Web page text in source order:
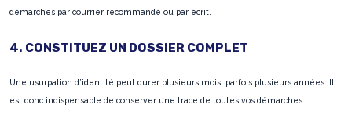
démarches par courrier recommandé ou par écrit.
4. CONSTITUEZ UN DOSSIER COMPLET
Une usurpation d’identité peut durer plusieurs mois, parfois plusieurs années. Il
est donc indispensable de conserver une trace de toutes vos démarches.